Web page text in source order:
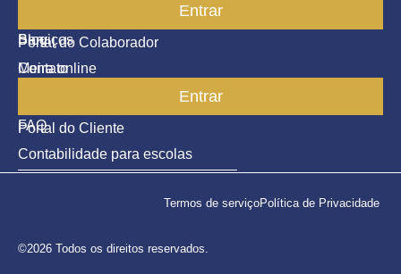
Blog
Contato
Portal do Colaborador
Entrar
Serviços
Meira online
FAQ
Contabilidade para escolas
Portal do Cliente
Entrar
©2026 Todos os direitos reservados.
Termos de serviçoPolítica de Privacidade